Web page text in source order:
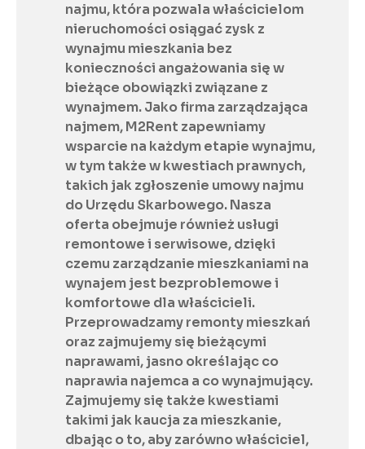
najmu, która pozwala właścicielom
nieruchomości osiągać zysk z
wynajmu mieszkania bez
konieczności angażowania się w
bieżące obowiązki związane z
wynajmem. Jako firma zarządzająca
najmem, M2Rent zapewniamy
wsparcie na każdym etapie wynajmu,
w tym także w kwestiach prawnych,
takich jak zgłoszenie umowy najmu
do Urzędu Skarbowego. Nasza
oferta obejmuje również usługi
remontowe i serwisowe, dzięki
czemu zarządzanie mieszkaniami na
wynajem jest bezproblemowe i
komfortowe dla właścicieli.
Przeprowadzamy remonty mieszkań
oraz zajmujemy się bieżącymi
naprawami, jasno określając co
naprawia najemca a co wynajmujący.
Zajmujemy się także kwestiami
takimi jak kaucja za mieszkanie,
dbając o to, aby zarówno właściciel,